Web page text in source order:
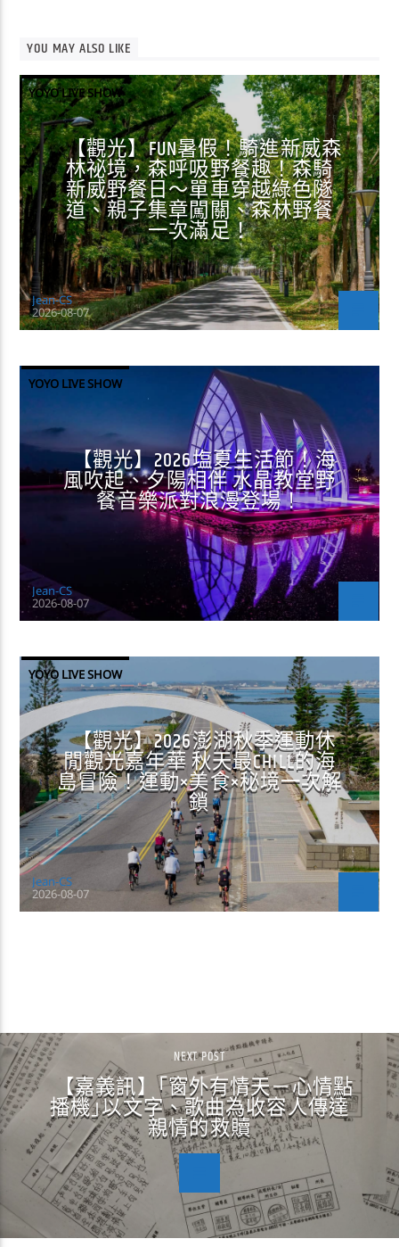
YOU MAY ALSO LIKE
YOYO LIVE SHOW
【觀光】FUN暑假！騎進新威森
林祕境，森呼吸野餐趣！森騎
新威野餐日～單車穿越綠色隧
道、親子集章闖關、森林野餐
一次滿足！
Jean-CS
2026-08-07
YOYO LIVE SHOW
【觀光】2026塩夏生活節！海
風吹起、夕陽相伴 水晶教堂野
餐音樂派對浪漫登場！
Jean-CS
2026-08-07
YOYO LIVE SHOW
【觀光】2026澎湖秋季運動休
閒觀光嘉年華 秋天最CHILL的海
島冒險！運動×美食×秘境一次解
鎖
Jean-CS
2026-08-07
NEXT POST
【嘉義訊】｢窗外有情天－心情點
播機｣以文字、歌曲為收容人傳達
親情的救贖